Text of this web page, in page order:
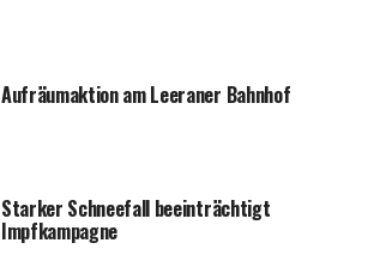
Auf­räum­ak­ti­on am Leera­ner Bahnhof
Star­ker Schnee­fall beein­träch­tigt
Impfkampagne